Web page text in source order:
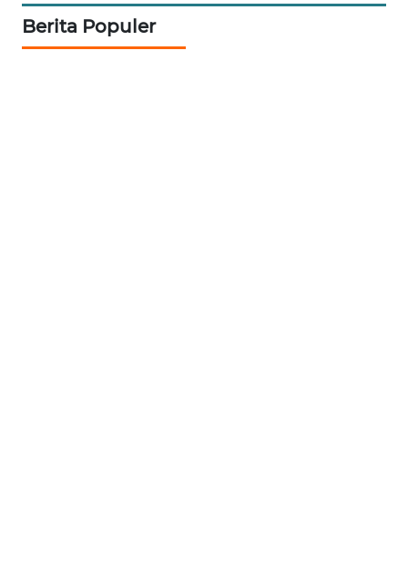
Berita Populer
WAHANA
PERSONA